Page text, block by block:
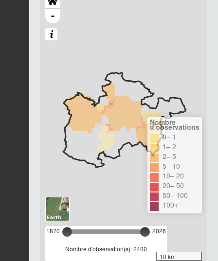
-
1870 2026
Nombre d'observation(s): 2400
Nombre
d'observations
0– 1
1– 2
2– 5
5– 10
10– 20
20– 50
50– 100
100+
10 km